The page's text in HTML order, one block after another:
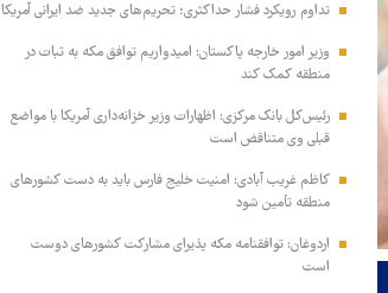
تداوم رویکرد فشار حداکثری؛ تحریم‌های جدید ضد ایرانی آمریکا
وزیر امور خارجه پاکستان: امیدواریم توافق مکه به ثبات در
منطقه کمک کند
رئیس‌کل بانک مرکزی: اظهارات وزیر خزانه‌داری آمریکا با مواضع
قبلی وی متناقض است
کاظم غریب آبادی: امنیت خلیج فارس باید به دست کشورهای
منطقه تأمین شود
اردوغان: توافقنامه مکه پذیرای مشارکت کشورهای دوست
است